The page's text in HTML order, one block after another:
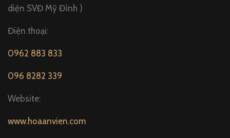
diện SVĐ Mỹ Đình )
Điện thoại:
0962 883 833
096 8282 339
Website:
www.hoaanvien.com